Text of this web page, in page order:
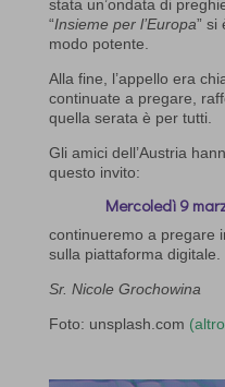
stata un’ondata di
“Insieme per l’Europa” si
modo potente.
Alla fine, l’appello era
continuate a pregare,
quella serata è per tutti.
Gli amici dell’Austria
questo invito:
Mercoledì 9
continueremo a pregare
sulla piattaforma digitale.
Sr. Nicole Grochowina
Foto: unsplash.com